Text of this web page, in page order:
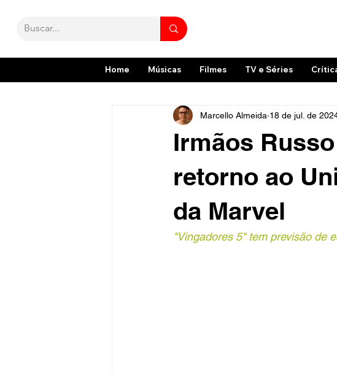
Home Músicas Filmes TV e Séries
Irmãos
retorno ao
da Marvel
Marcello Almeida 18 de jul. de
"Vingadores 5" tem previsão de